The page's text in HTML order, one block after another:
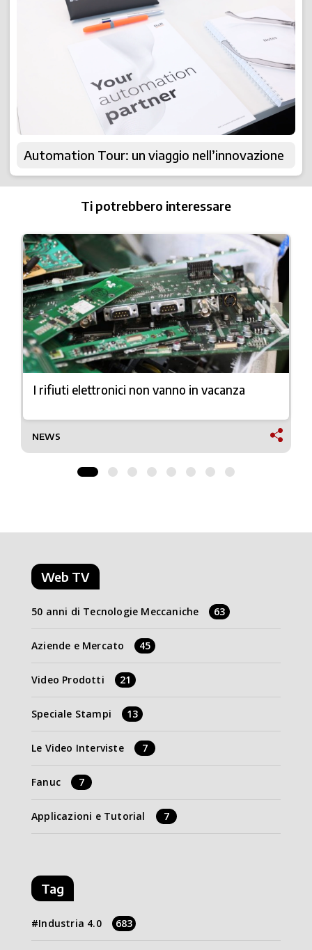
Automation Tour: un viaggio nell’innovazione
Ti potrebbero interessare
I rifiuti elettronici non vanno in vacanza
NEWS
Web TV
50 anni di Tecnologie Meccaniche 63
Aziende e Mercato 45
Video Prodotti 21
Speciale Stampi 13
Le Video Interviste 7
Fanuc 7
Applicazioni e Tutorial 7
Tag
Industria 4.0 683